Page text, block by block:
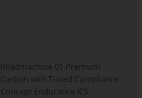
Roadmachine 01 Premium
Carbon with Tuned Compliance
Concept Endurance ICS